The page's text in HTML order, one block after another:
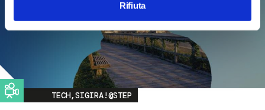
Rifiuta
Image
TECH,SIGIRA!@STEP